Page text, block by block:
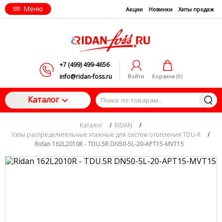
Меню Акции Новинки Хиты продаж
+7 (499) 499-4656
info@ridan-foss.ru
Войти Корзина (0)
Каталог
Каталог / RIDAN
/
Узлы распределительные этажные для систем отопления TDU-R
/
Ridan 162L2010R - TDU.5R DN50-5L-20-APT15-MVT15